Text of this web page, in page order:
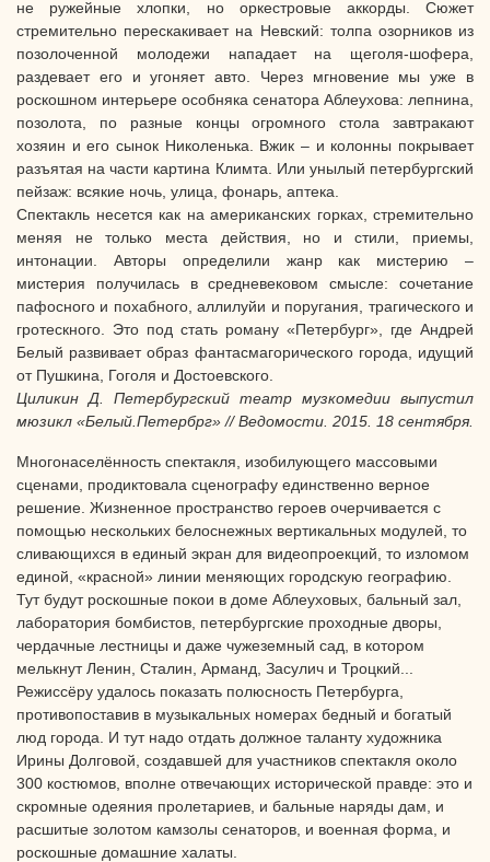
не ружейные хлопки, но оркестровые аккорды. Сюжет
стремительно перескакивает на Невский: толпа озорников из
позолоченной молодежи нападает на щеголя-шофера,
раздевает его и угоняет авто. Через мгновение мы уже в
роскошном интерьере особняка сенатора Аблеухова: лепнина,
позолота, по разные концы огромного стола завтракают
хозяин и его сынок Николенька. Вжик – и колонны покрывает
разъятая на части картина Климта. Или унылый петербургский
пейзаж: всякие ночь, улица, фонарь, аптека.
Спектакль несется как на американских горках, стремительно
меняя не только места действия, но и стили, приемы,
интонации. Авторы определили жанр как мистерию –
мистерия получилась в средневековом смысле: сочетание
пафосного и похабного, аллилуйи и поругания, трагического и
гротескного. Это под стать роману «Петербург», где Андрей
Белый развивает образ фантасмагорического города, идущий
от Пушкина, Гоголя и Достоевского.
Циликин Д. Петербургский театр музкомедии выпустил
мюзикл «Белый.Петербрг» // Ведомости. 2015. 18 сентября.
Многонаселённость спектакля, изобилующего массовыми
сценами, продиктовала сценографу единственно верное
решение. Жизненное пространство героев очерчивается с
помощью нескольких белоснежных вертикальных модулей, то
сливающихся в единый экран для видеопроекций, то изломом
единой, «красной» линии меняющих городскую географию.
Тут будут роскошные покои в доме Аблеуховых, бальный зал,
лаборатория бомбистов, петербургские проходные дворы,
чердачные лестницы и даже чужеземный сад, в котором
мелькнут Ленин, Сталин, Арманд, Засулич и Троцкий...
Режиссёру удалось показать полюсность Петербурга,
противопоставив в музыкальных номерах бедный и богатый
люд города. И тут надо отдать должное таланту художника
Ирины Долговой, создавшей для участников спектакля около
300 костюмов, вполне отвечающих исторической правде: это и
скромные одеяния пролетариев, и бальные наряды дам, и
расшитые золотом камзолы сенаторов, и военная форма, и
роскошные домашние халаты.